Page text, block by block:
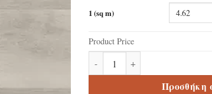
1 (sq m)
Product Price
Βυνηλικό δάπεδο PVC Oak
Προσθήκη